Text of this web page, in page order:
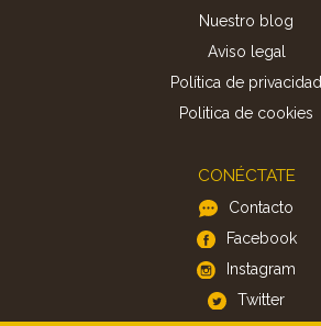
Nuestro blog
Aviso legal
Política de privacidad
Politica de cookies
CONÉCTATE
Contacto
Facebook
Instagram
Twitter